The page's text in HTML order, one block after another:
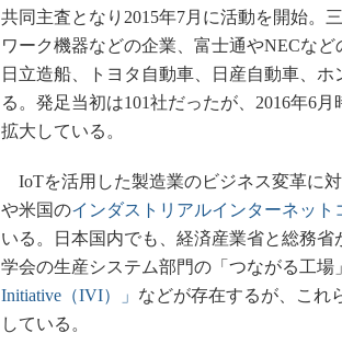
共同主査となり2015年7月に活動を開始。
ワーク機器などの企業、富士通やNECな
日立造船、トヨタ自動車、日産自動車、
る。発足当初は101社だったが、2016年6
拡大している。
IoTを活用した製造業のビジネス変革に
や米国のインダストリアルインターネット
いる。日本国内でも、経済産業省と総務省
学会の生産システム部門の「つながる工場
Initiative（IVI）」 などが存在するが、これ
している。